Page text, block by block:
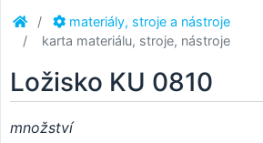
materiály, stroje a nástroje
karta materiálu, stroje, nástroje
Ložisko KU 0810
množství